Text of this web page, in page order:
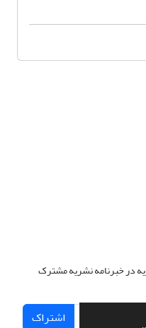
در خبرنامه نشریه مشترک
اشتراک